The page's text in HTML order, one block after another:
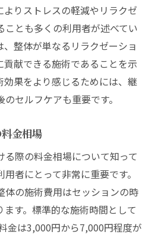
よりストレスの軽減やリラクゼ
ことも多くの利用者が述べてい
、整体が単なるリラクゼーショ
貢献できる施術であることを示
効果をより感じるためには、継
セルフケアも重要です。
金相場
際の料金相場について知って
者にとって非常に重要です。
体の施術費用はセッションの時
す。標準的な施術時間として
金は3,000円から7,000円程度が